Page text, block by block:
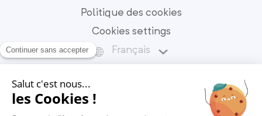
Politique des cookies
Cookies settings
Français